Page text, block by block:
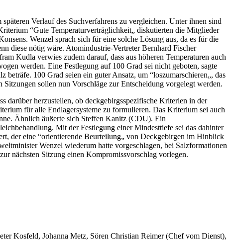
Verlauf des Suchverfahrens zu vergleichen. Unter ihnen sind
“Gute Temperaturverträglichkeit„ diskutierten die Mitglieder
Wenzel sprach sich für eine solche Lösung aus, da es für die
diese nötig wäre. Atomindustrie-Vertreter Bernhard Fischer
Kudla verwies zudem darauf, dass aus höheren Temperaturen auch
werden. Eine Festlegung auf 100 Grad sei nicht geboten, sagte
100 Grad seien ein guter Ansatz, um “loszumarschieren„, das
sollen nun Vorschläge zur Entscheidung vorgelegt werden.
darüber herzustellen, ob deckgebirgsspezifische Kriterien in der
für alle Endlagersysteme zu formulieren. Das Kriterium sei auch
Ähnlich äußerte sich Steffen Kanitz (CDU). Ein
Mit der Festlegung einer Mindesttiefe sei das dahinter
der eine “orientierende Beurteilung„ von Deckgebirgen im Hinblick
Wenzel wiederum hatte vorgeschlagen, bei Salzformationen
nächsten Sitzung einen Kompromissvorschlag vorlegen.
Kosfeld, Johanna Metz, Sören Christian Reimer (Chef vom Dienst),